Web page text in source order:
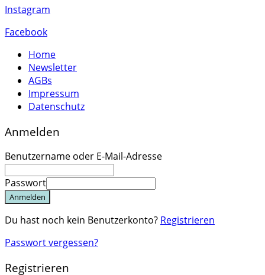
Instagram
Facebook
Home
Newsletter
AGBs
Impressum
Datenschutz
Anmelden
Benutzername oder E-Mail-Adresse
Passwort
Anmelden
Du hast noch kein Benutzerkonto? Registrieren
Passwort vergessen?
Registrieren